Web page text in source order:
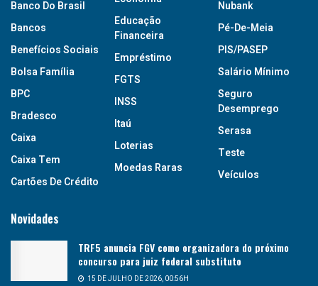
Banco Do Brasil
Bancos
Benefícios Sociais
Bolsa Família
BPC
Bradesco
Caixa
Caixa Tem
Cartões De Crédito
Educação
Financeira
Empréstimo
FGTS
INSS
Itaú
Loterias
Moedas Raras
Nubank
Pé-De-Meia
PIS/PASEP
Salário Mínimo
Seguro
Desemprego
Serasa
Teste
Veículos
Novidades
TRF5 anuncia FGV como organizadora do próximo
concurso para juiz federal substituto
15 DE JULHO DE 2026, 00:56H